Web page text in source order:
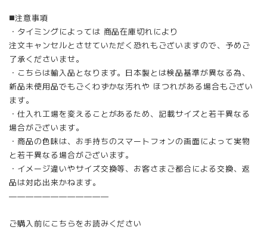
◼️注意事項
・タイミングによっては 商品在庫切れにより
注文キャンセルとさせていただく恐れもございますので、予めご
了承くださいませ。
・こちらは輸入品となります。日本製とは検品基準が異なる為、
新品未使用品でもごくわずかな汚れや ほつれがある場合もござい
ます。
・仕入れ工場を変えることがあるため、記載サイズと若干異なる
場合がございます。
・商品の色味は、お手持ちのスマートフォンの画面によって実物
と若干異なる場合がございます。
・イメージ違いやサイズ交換等、お客さまご都合による交換、返
品は対応出来かねます。
————————————
ご購入前にこちらをお読みください